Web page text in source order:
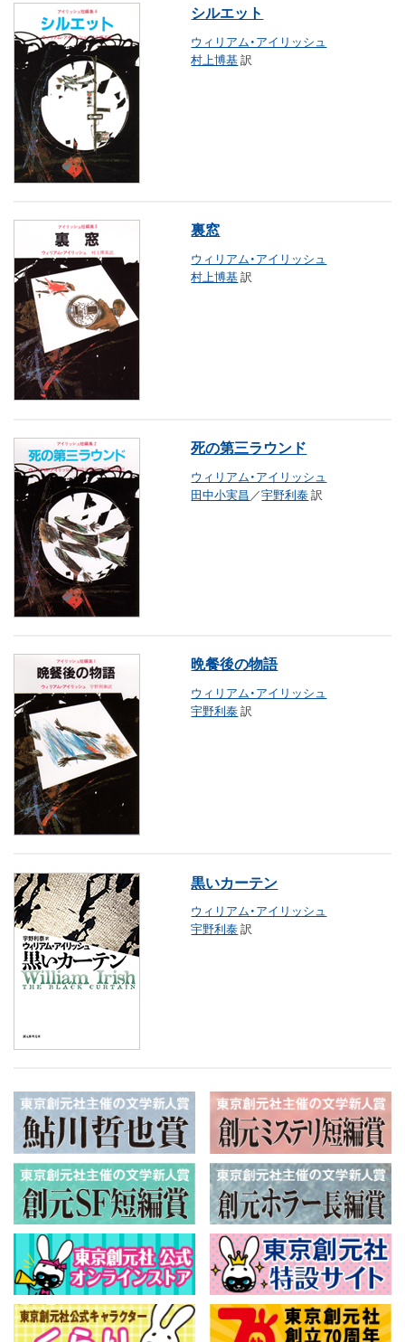
シルエット
ウィリアム・アイリッシュ
村上博基訳
裏窓
ウィリアム・アイリッシュ
村上博基訳
死の第三ラウンド
ウィリアム・アイリッシュ
田中小実昌 ／宇野利泰訳
晩餐後の物語
ウィリアム・アイリッシュ
宇野利泰訳
黒いカーテン
ウィリアム・アイリッシュ
宇野利泰訳